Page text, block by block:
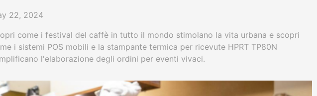
22, 2024
come i festival del caffè in tutto il mondo stimolano la vita urbana e scopri
i sistemi POS mobili e la stampante termica per ricevute HPRT TP80N
l'elaborazione degli ordini per eventi vivaci.